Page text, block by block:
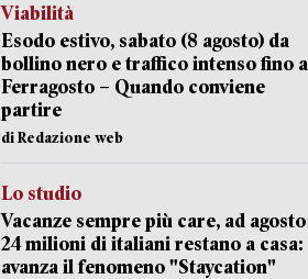
Viabilità
Esodo estivo, sabato (8 agosto) da
bollino nero e traffico intenso fino a
Ferragosto – Quando conviene
partire
di Redazione web
Lo studio
Vacanze sempre più care, ad agosto
24 milioni di italiani restano a casa:
avanza il fenomeno "Staycation"